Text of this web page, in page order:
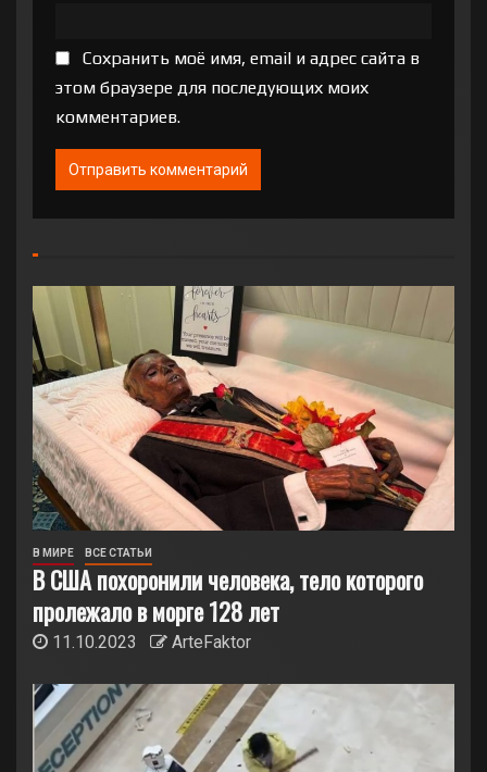
Сохранить моё имя, email и адрес сайта в
этом браузере для последующих моих
комментариев.
В МИРЕ ВСЕ СТАТЬИ
В США похоронили человека, тело которого
пролежало в морге 128 лет
11.10.2023 ArteFaktor